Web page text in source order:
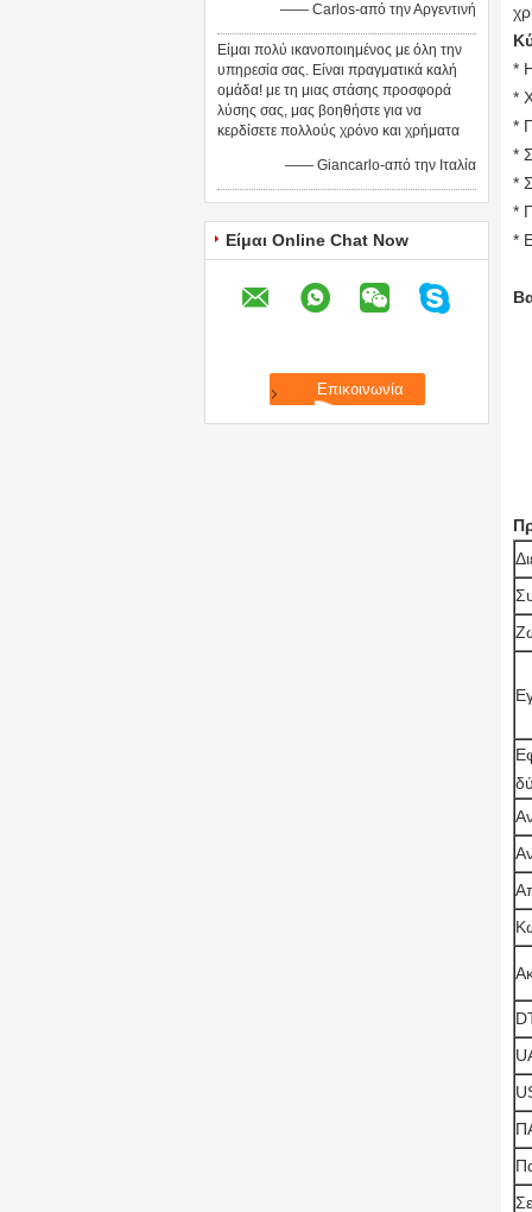
—— Carlos-από την Αργεντινή
Είμαι πολύ ικανοποιημένος με όλη την
υπηρεσία σας. Είναι πραγματικά καλή
ομάδα! με τη μιας στάσης προσφορά
λύσης σας, μας βοηθήστε για να
κερδίσετε πολλούς χρόνο και χρήματα
—— Giancarlo-από την Ιταλία
Είμαι Online Chat Now
*
*
*
*
*
*
*